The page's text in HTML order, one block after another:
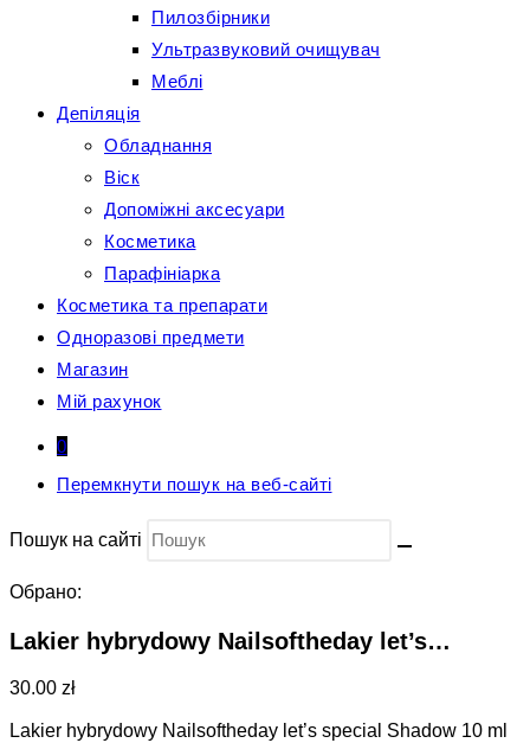
Пилозбірники
Ультразвуковий очищувач
Меблі
Депіляція
Обладнання
Віск
Допоміжні аксесуари
Косметика
Парафініарка
Косметика та препарати
Одноразові предмети
Магазин
Мій рахунок
0
Перемкнути пошук на веб-сайті
Пошук на сайті
Обрано:
Lakier hybrydowy Nailsoftheday let’s…
30.00 zł
Lakier hybrydowy Nailsoftheday let’s special Shadow 10 ml